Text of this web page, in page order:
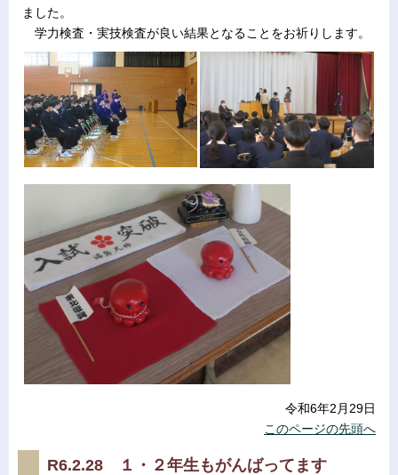
ました。
学力検査・実技検査が良い結果となることをお祈りします。
令和6年2月29日
このページの先頭へ
R6.2.28 １・２年生もがんばってます